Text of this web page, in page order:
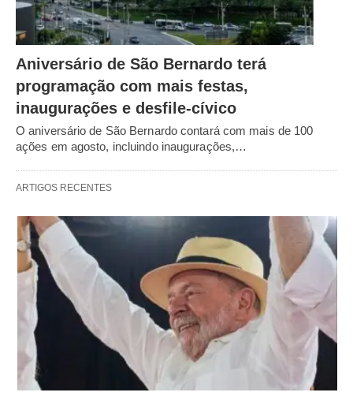
Aniversário de São Bernardo terá
programação com mais festas,
inaugurações e desfile-cívico
O aniversário de São Bernardo contará com mais de 100
ações em agosto, incluindo inaugurações,…
ARTIGOS RECENTES